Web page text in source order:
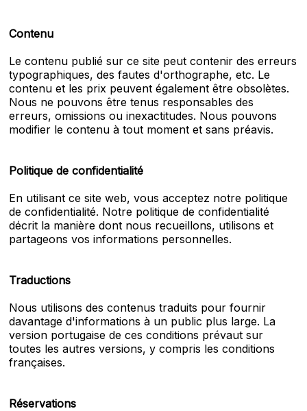
Contenu
Le contenu publié sur ce site peut contenir des erreurs
typographiques, des fautes d'orthographe, etc. Le
contenu et les prix peuvent également être obsolètes.
Nous ne pouvons être tenus responsables des
erreurs, omissions ou inexactitudes. Nous pouvons
modifier le contenu à tout moment et sans préavis.
Politique de confidentialité
En utilisant ce site web, vous acceptez notre politique
de confidentialité. Notre politique de confidentialité
décrit la manière dont nous recueillons, utilisons et
partageons vos informations personnelles.
Traductions
Nous utilisons des contenus traduits pour fournir
davantage d'informations à un public plus large. La
version portugaise de ces conditions prévaut sur
toutes les autres versions, y compris les conditions
françaises.
Réservations